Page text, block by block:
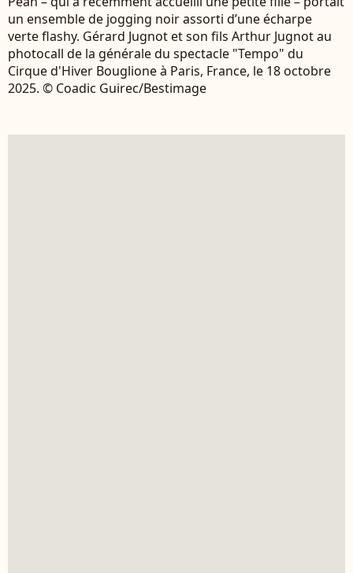
un ensemble de jogging noir assorti d’une écharpe
verte flashy. Gérard Jugnot et son fils Arthur Jugnot au
photocall de la générale du spectacle "Tempo" du
Cirque d'Hiver Bouglione à Paris, France, le 18 octobre
2025. © Coadic Guirec/Bestimage